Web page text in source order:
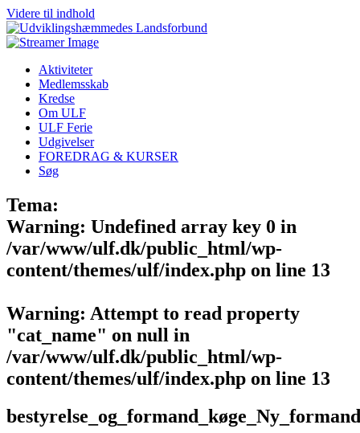
Videre til indhold
Aktiviteter
Medlemsskab
Kredse
Om ULF
ULF Ferie
Udgivelser
FOREDRAG & KURSER
Søg
Tema:
Warning: Undefined array key 0 in
/var/www/ulf.dk/public_html/wp-
content/themes/ulf/index.php on line 13
Warning: Attempt to read property
"cat_name" on null in
/var/www/ulf.dk/public_html/wp-
content/themes/ulf/index.php on line 13
bestyrelse_og_formand_køge_Ny_formand